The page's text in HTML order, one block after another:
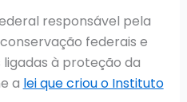
responsável pela
federais e
à proteção da
a lei que criou o Instituto